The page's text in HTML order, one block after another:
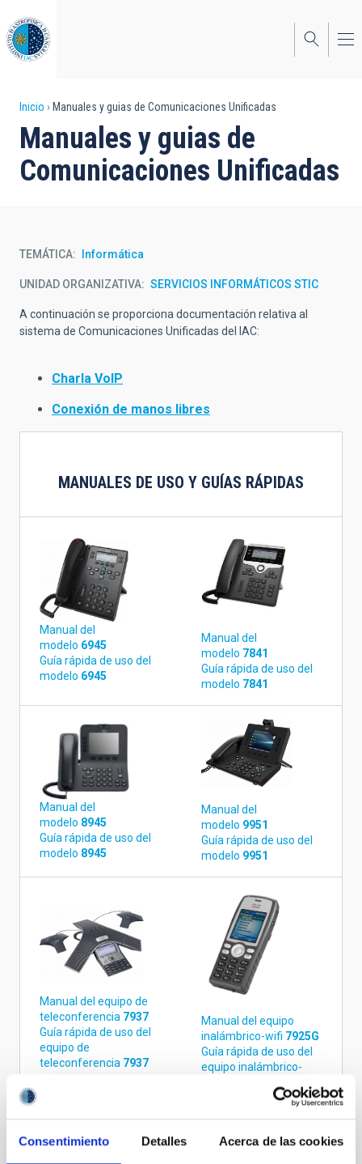
Consentimiento Detalles Acerca de las cookies
al
contenido
principal
Sobrescribir
enlaces
de
la
navegación
Inicio Manuales y guias de Comunicaciones Unificadas
Manuales y guias de
Comunicaciones Unificadas
TEMÁTICA Informática
UNIDAD ORGANIZATIVA SERVICIOS INFORMÁTICOS STIC
A continuación se proporciona documentación relativa al
sistema de Comunicaciones Unificadas del IAC:
Charla VoIP
Conexión de manos libres
MANUALES DE USO Y GUÍAS RÁPIDAS
Manual del
modelo 6945
Guía rápida de uso del
modelo 6945
Manual del
modelo 7841
Guía rápida de uso del
modelo 7841
Manual del
modelo 8945
Guía rápida de uso del
modelo 8945
Manual del
modelo 9951
Guía rápida de uso del
modelo 9951
Manual del equipo de
teleconferencia 7937
Guía rápida de uso del
equipo de
teleconferencia 7937
Manual del equipo
inalámbrico-wifi 7925G
Guía rápida de uso del
equipo inalámbrico-